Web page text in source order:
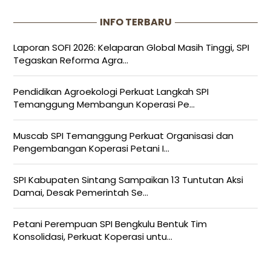
INFO TERBARU
Laporan SOFI 2026: Kelaparan Global Masih Tinggi, SPI
Tegaskan Reforma Agra...
Pendidikan Agroekologi Perkuat Langkah SPI
Temanggung Membangun Koperasi Pe...
Muscab SPI Temanggung Perkuat Organisasi dan
Pengembangan Koperasi Petani I...
SPI Kabupaten Sintang Sampaikan 13 Tuntutan Aksi
Damai, Desak Pemerintah Se...
Petani Perempuan SPI Bengkulu Bentuk Tim
Konsolidasi, Perkuat Koperasi untu...